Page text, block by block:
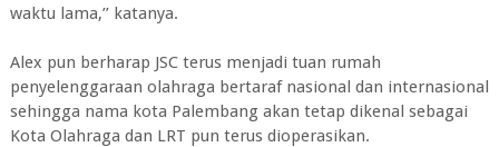
waktu lama,’’ katanya.
Alex pun berharap JSC terus menjadi tuan rumah
penyelenggaraan olahraga bertaraf nasional dan internasional
sehingga nama kota Palembang akan tetap dikenal sebagai
Kota Olahraga dan LRT pun terus dioperasikan.